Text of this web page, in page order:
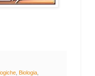
, Biologia,